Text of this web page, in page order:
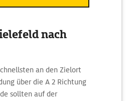
nach
an den Zielort
über die A 2 Richtung
sollten auf der